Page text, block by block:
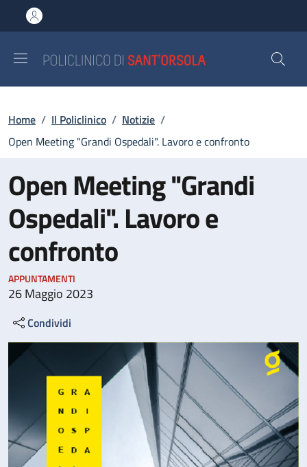
al contenuto principale
to footer content
Briciole di pane
Home / Il Policlinico / Notizie /
Open Meeting "Grandi Ospedali". Lavoro e confronto
Open Meeting "Grandi
Ospedali". Lavoro e
confronto
APPUNTAMENTI
26 Maggio 2023
Condividi